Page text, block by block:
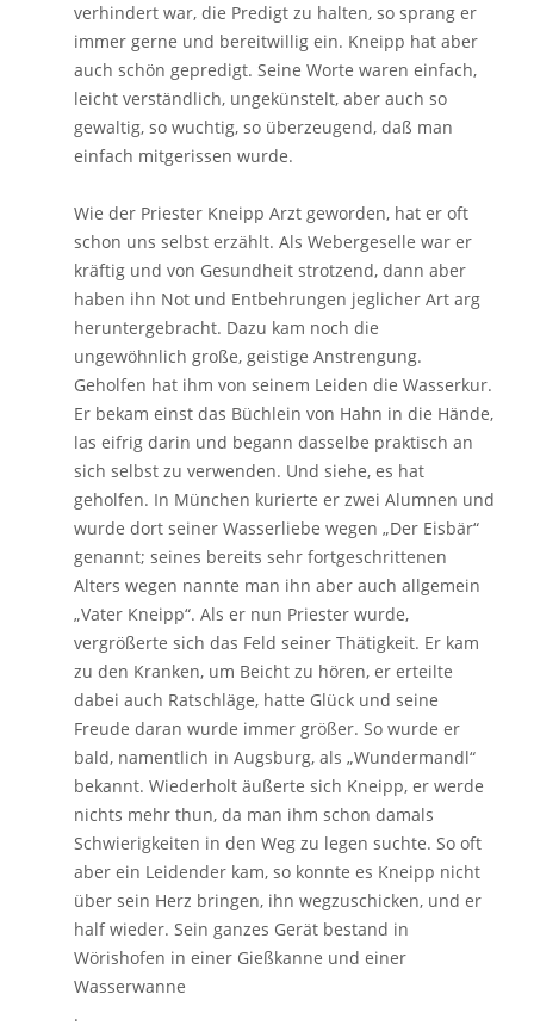
verhindert war, die Predigt zu halten, so sprang er
immer gerne und bereitwillig ein. Kneipp hat aber
auch schön gepredigt. Seine Worte waren einfach,
leicht verständlich, ungekünstelt, aber auch so
gewaltig, so wuchtig, so überzeugend, daß man
einfach mitgerissen wurde.
Wie der Priester Kneipp Arzt geworden, hat er oft
schon uns selbst erzählt. Als Webergeselle war er
kräftig und von Gesundheit strotzend, dann aber
haben ihn Not und Entbehrungen jeglicher Art arg
heruntergebracht. Dazu kam noch die
ungewöhnlich große, geistige Anstrengung.
Geholfen hat ihm von seinem Leiden die Wasserkur.
Er bekam einst das Büchlein von Hahn in die Hände,
las eifrig darin und begann dasselbe praktisch an
sich selbst zu verwenden. Und siehe, es hat
geholfen. In München kurierte er zwei Alumnen und
wurde dort seiner Wasserliebe wegen „Der Eisbär“
genannt; seines bereits sehr fortgeschrittenen
Alters wegen nannte man ihn aber auch allgemein
„Vater Kneipp“. Als er nun Priester wurde,
vergrößerte sich das Feld seiner Thätigkeit. Er kam
zu den Kranken, um Beicht zu hören, er erteilte
dabei auch Ratschläge, hatte Glück und seine
Freude daran wurde immer größer. So wurde er
bald, namentlich in Augsburg, als „Wundermandl“
bekannt. Wiederholt äußerte sich Kneipp, er werde
nichts mehr thun, da man ihm schon damals
Schwierigkeiten in den Weg zu legen suchte. So oft
aber ein Leidender kam, so konnte es Kneipp nicht
über sein Herz bringen, ihn wegzuschicken, und er
half wieder. Sein ganzes Gerät bestand in
Wörishofen in einer Gießkanne und einer
Wasserwanne
.